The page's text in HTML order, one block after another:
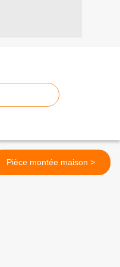
Pièce montée maison >